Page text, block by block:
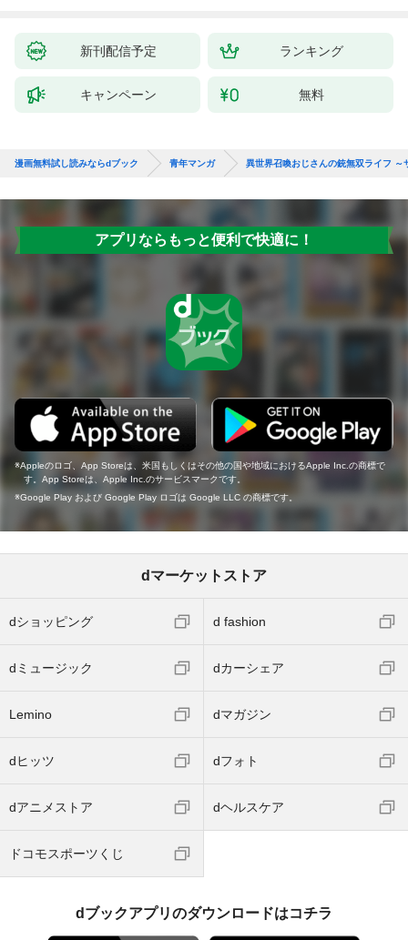
新刊配信予定 ランキング
キャンペーン 無料
漫画無料試し読みならdブック 青年マンガ 異世界召喚おじさんの銃無双ライフ
アプリならもっと便利で快適に！
Appleのロゴ、App Storeは、米国もしくはその他の国や地域におけるApple Inc.の商標で
す。App Storeは、Apple Inc.のサービスマークです。
Google Play および Google Play ロゴは Google LLC の商標です。
dマーケットストア
dショッピング d fashion
dミュージック dカーシェア
Lemino dマガジン
dヒッツ dフォト
dアニメストア dヘルスケア
ドコモスポーツくじ
dブックアプリのダウンロードはコチラ